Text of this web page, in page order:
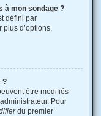
à mon sondage ?
défini par
plus d’options,
?
être modifiés
Pour
du premier